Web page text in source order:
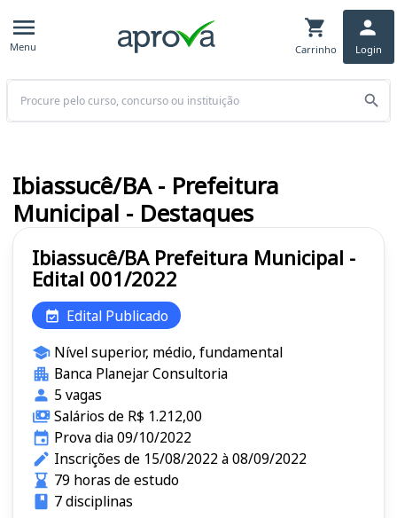
Menu Carrinho Login
Buscar
Ibiassucê/BA Prefeitura Municipal -
Edital 001/2022
Edital Publicado
Nível superior, médio, fundamental
Banca Planejar Consultoria
5 vagas
Salários de R$ 1.212,00
Prova dia 09/10/2022
Inscrições de 15/08/2022 à 08/09/2022
79 horas de estudo
7 disciplinas
Ibiassucê/BA - Prefeitura
Municipal - Destaques